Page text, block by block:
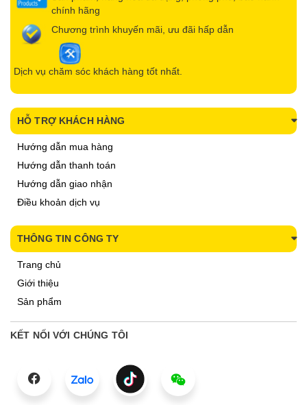
chính hãng
Chương trình khuyến mãi, ưu đãi hấp dẫn
Dịch vụ chăm sóc khách hàng tốt nhất.
HỖ TRỢ KHÁCH HÀNG
Hướng dẫn mua hàng
Hướng dẫn thanh toán
Hướng dẫn giao nhận
Điều khoản dịch vụ
THÔNG TIN CÔNG TY
Trang chủ
Giới thiệu
Sản phẩm
KẾT NỐI VỚI CHÚNG TÔI